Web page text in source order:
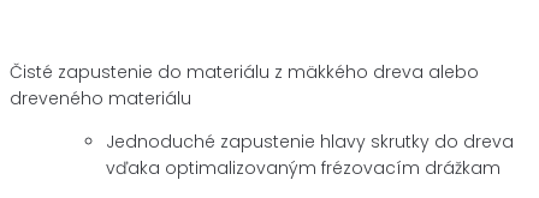
Čisté zapustenie do materiálu z mäkkého dreva alebo
dreveného materiálu
Jednoduché zapustenie hlavy skrutky do dreva
vďaka optimalizovaným frézovacím drážkam